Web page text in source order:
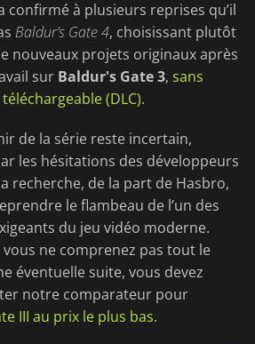
confirmé à plusieurs reprises qu’il
Baldur’s Gate 4, choisissant plutôt
nouveaux projets originaux après
sur Baldur's Gate 3, sans
(DLC).
de la série reste incertain,
les hésitations des développeurs
recherche, de la part de Hasbro,
le flambeau de l’un des
du jeu vidéo moderne.
vous ne comprenez pas tout le
éventuelle suite, vous devez
notre comparateur pour
III au prix le plus bas.